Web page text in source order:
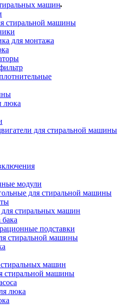
машин
стиральной машины
для монтажа
люка
для стиральной машины
модули
для стиральной машины
стиральных машин
подставки
стиральной машины
машин
стиральной машины
люка